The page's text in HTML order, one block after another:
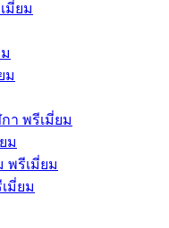
มี่ยม
ม
า พรีเมี่ยม
ม
พรีเมี่ยม
มี่ยม